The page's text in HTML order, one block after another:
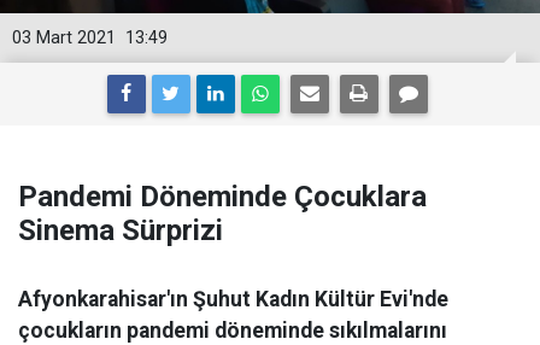
13:49
03 Mart 2021
Pandemi Döneminde Çocuklara
Sinema Sürprizi
Afyonkarahisar'ın Şuhut Kadın Kültür Evi'nde
çocukların pandemi döneminde sıkılmalarını